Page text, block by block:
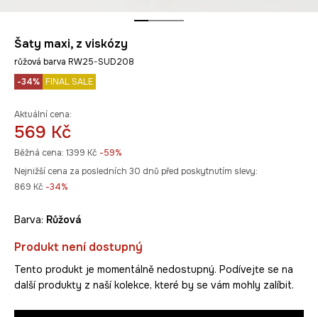
Šaty maxi, z viskózy
růžová barva RW25-SUD208
-34% FINAL SALE
Aktuální cena:
569 Kč
Běžná cena: 1399 Kč -59%
Nejnižší cena za posledních 30 dnů před poskytnutím slevy:
869 Kč -34%
Barva: růžová
Produkt není dostupný
Tento produkt je momentálně nedostupný. Podívejte se na
další produkty z naší kolekce, které by se vám mohly zalíbit.